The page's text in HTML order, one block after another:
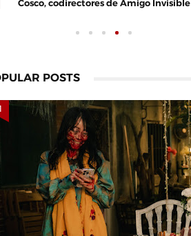
Cosco, codirectores de Amigo Invisible
POSTS